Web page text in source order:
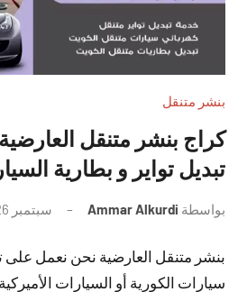
بنشر متنقل
تبديل تواير و بطارية
بواسطة Ammar Alkurdi سبتمبر 26, 2021
بنشر متنقل العارضية نحن نعمل على
سيارات الكورية أو السيارات